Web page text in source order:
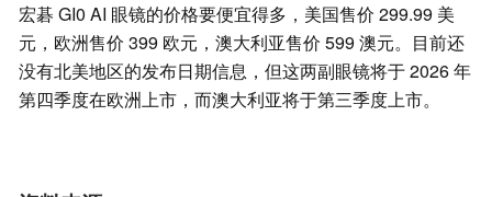
宏碁 GI0 AI 眼镜的价格要便宜得多，美国售价 299.99 美
元，欧洲售价 399 欧元，澳大利亚售价 599 澳元。目前还
没有北美地区的发布日期信息，但这两副眼镜将于 2026 年
第四季度在欧洲上市，而澳大利亚将于第三季度上市。